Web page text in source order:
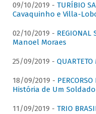
09/10/2019 - TURÍBIO
Cavaquinho e Villa-
02/10/2019 - REGIONAL
Manoel Moraes
25/09/2019 -
18/09/2019 -
História de Um Soldado
11/09/2019 - TRIO